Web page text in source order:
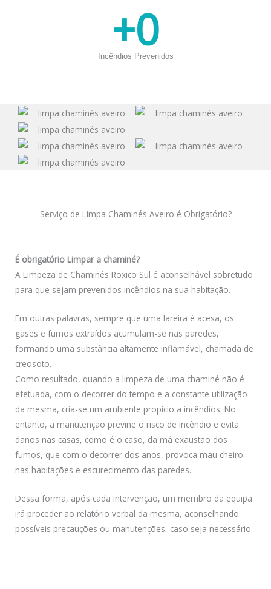
Incêndios Prevenidos
+0
Serviço de Limpa Chaminés Aveiro é Obrigatório?
É obrigatório Limpar a chaminé?
A Limpeza de Chaminés Roxico Sul é aconselhável sobretudo
para que sejam prevenidos incêndios na sua habitação.
Em outras palavras, sempre que uma lareira é acesa, os
gases e fumos extraídos acumulam-se nas paredes,
formando uma substância altamente inflamável, chamada de
creosoto.
Como resultado, quando a limpeza de uma chaminé não é
efetuada, com o decorrer do tempo e a constante utilização
da mesma, cria-se um ambiente propício a incêndios. No
entanto, a manutenção previne o risco de incêndio e evita
danos nas casas, como é o caso, da má exaustão dos
fumos, que com o decorrer dos anos, provoca mau cheiro
nas habitações e escurecimento das paredes.
Dessa forma, após cada intervenção, um membro da equipa
irá proceder ao relatório verbal da mesma, aconselhando
possíveis precauções ou manutenções, caso seja necessário.